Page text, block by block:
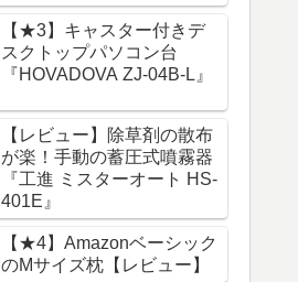
【★3】キャスター付きデ
スクトップパソコン台
『HOVADOVA ZJ-04B-L』
【レビュー】除草剤の散布
が楽！手動の蓄圧式噴霧器
『工進 ミスターオート HS-
401E』
【★4】Amazonベーシック
のMサイズ枕【レビュー】